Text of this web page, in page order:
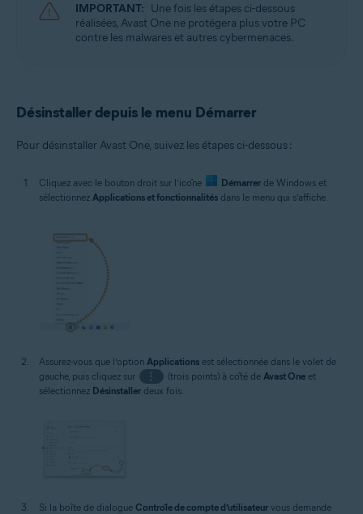
IMPORTANT: Une fois les étapes ci-dessous
réalisées, Avast One ne protégera plus votre PC
contre les malwares et autres cybermenaces.
Désinstaller depuis le menu Démarrer
Pour désinstaller Avast One, suivez les étapes ci-dessous :
Cliquez avec le bouton droit sur l’icône Démarrer de Windows et
sélectionnez Applications et fonctionnalités dans le menu qui s’affiche.
Assurez-vous que l’option Applications est sélectionnée dans le volet de
gauche, puis cliquez sur
⋮ (trois points) à côté de Avast Oneet
sélectionnez Désinstaller deux fois.
Si la boîte de dialogue Contrôle de compte d’utilisateur vous demande